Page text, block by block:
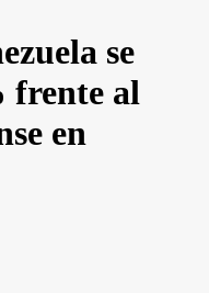
se
frente al
en